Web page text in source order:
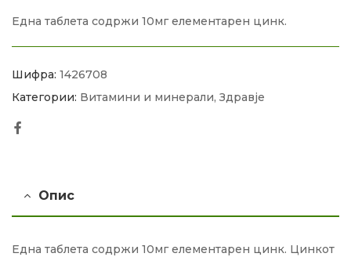
Една таблета содржи 10мг елементарен цинк.
Шифра: 1426708
Категории: Витамини и минерали, Здравје
Опис
Една таблета содржи 10мг елементарен цинк. Цинкот